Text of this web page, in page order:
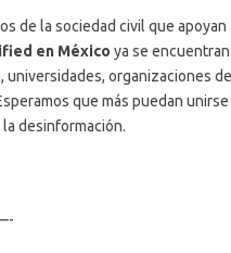
de la sociedad civil que apoyan
en México ya se
universidades, organizaciones
que más puedan
desinformación.